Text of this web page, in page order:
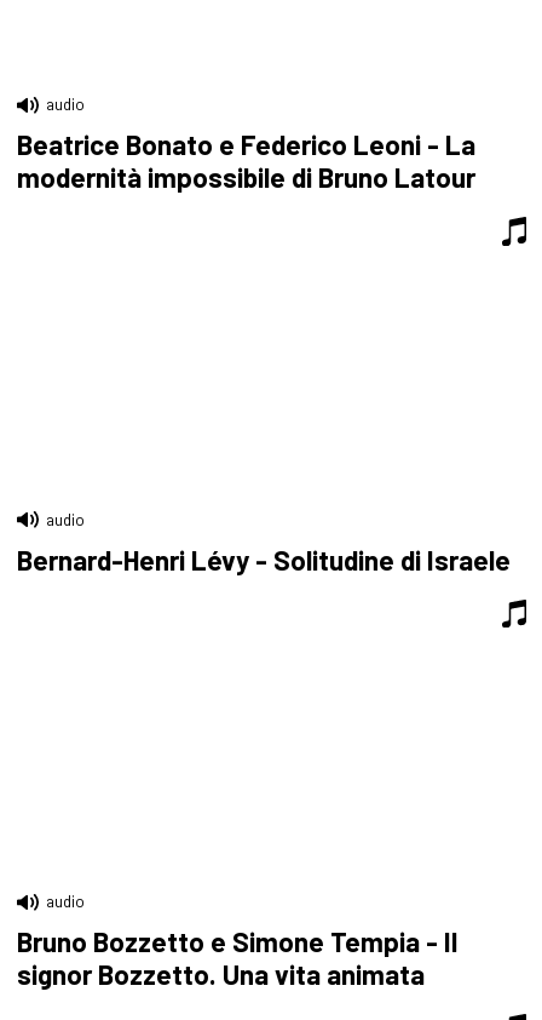
audio
Beatrice Bonato e Federico Leoni - La
modernità impossibile di Bruno Latour
audio
Bernard-Henri Lévy - Solitudine di Israele
audio
Bruno Bozzetto e Simone Tempia - Il
signor Bozzetto. Una vita animata